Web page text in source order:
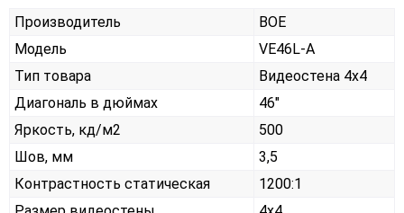
Производитель
BOE
Модель
VE46L-A
Тип товара
Видеостена 4х4
Диагональ в дюймах
46"
Яркость, кд/м2
500
Шов, мм
3,5
Контрастность статическая
1200:1